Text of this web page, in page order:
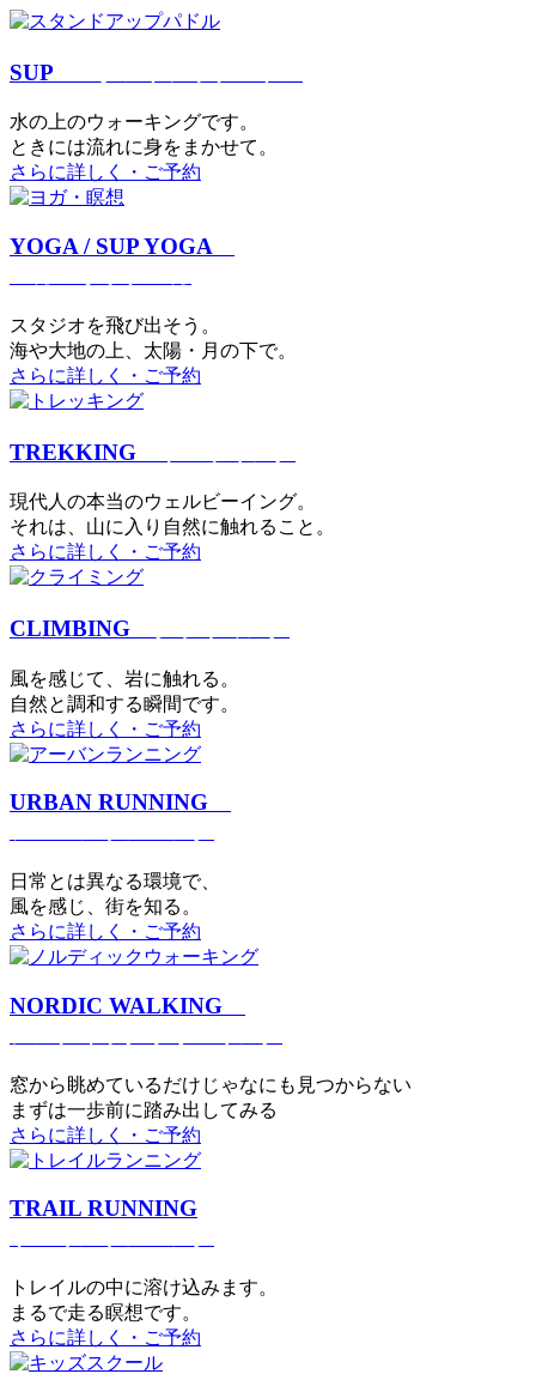
SUP
⽔の上のウォーキングです。
ときには流れに身をまかせて。
さらに詳しく・ご予約
YOGA / SUP YOGA
スタジオを⾶び出そう。
海や大地の上、太陽・⽉の下で。
さらに詳しく・ご予約
TREKKING
現代⼈の本当のウェルビーイング。
それは、⼭に⼊り⾃然に触れること。
さらに詳しく・ご予約
CLIMBING
⾵を感じて、岩に触れる。
⾃然と調和する瞬間です。
さらに詳しく・ご予約
URBAN RUNNING
日常とは異なる環境で、
風を感じ、街を知る。
さらに詳しく・ご予約
NORDIC WALKING
窓から眺めているだけじゃなにも見つからない
まずは一歩前に踏み出してみる
さらに詳しく・ご予約
TRAIL RUNNING
トレイルの中に溶け込みます。
まるで⾛る瞑想です。
さらに詳しく・ご予約